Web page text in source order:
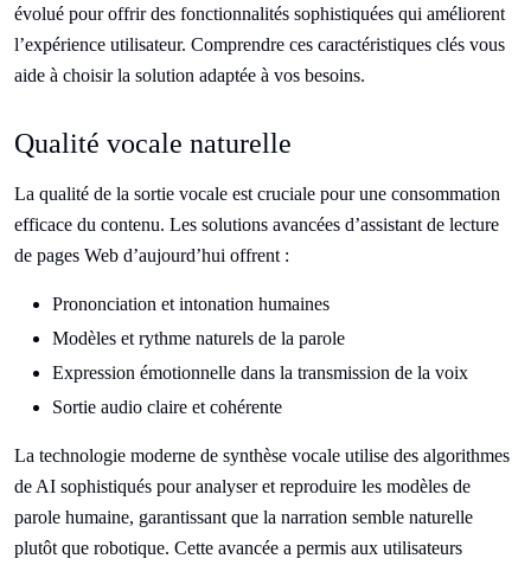
évolué pour offrir des fonctionnalités sophistiquées qui améliorent
l’expérience utilisateur. Comprendre ces caractéristiques clés vous
aide à choisir la solution adaptée à vos besoins.
Qualité vocale naturelle
La qualité de la sortie vocale est cruciale pour une consommation
efficace du contenu. Les solutions avancées d’assistant de lecture
de pages Web d’aujourd’hui offrent :
Prononciation et intonation humaines
Modèles et rythme naturels de la parole
Expression émotionnelle dans la transmission de la voix
Sortie audio claire et cohérente
La technologie moderne de synthèse vocale utilise des algorithmes
de AI sophistiqués pour analyser et reproduire les modèles de
parole humaine, garantissant que la narration semble naturelle
plutôt que robotique. Cette avancée a permis aux utilisateurs